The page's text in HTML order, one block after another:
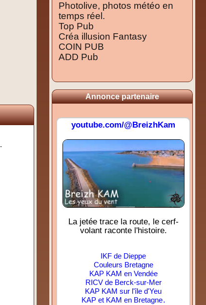
Photolive, photos météo en
temps réel.
Top Pub
Créa illusion Fantasy
COIN PUB
ADD Pub
Annonce partenaire
youtube.com/@BreizhKam
La jetée trace la route, le cerf-
volant raconte l'histoire.
IKF de Dieppe
Couleurs Bretagne
KAP KAM en Vendée
RICV de Berck-sur-Mer
KAP KAM sur l'île d'Yeu
KAP et KAM en Bretagne.